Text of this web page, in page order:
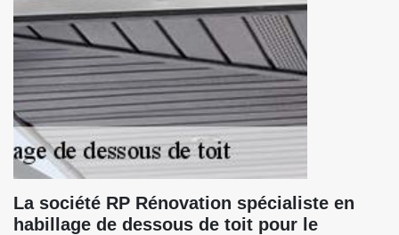
La société RP Rénovation spécialiste en
habillage de dessous de toit pour le